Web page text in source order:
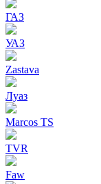
ГАЗ
УАЗ
Zastava
Луаз
Marcos TS
TVR
Faw